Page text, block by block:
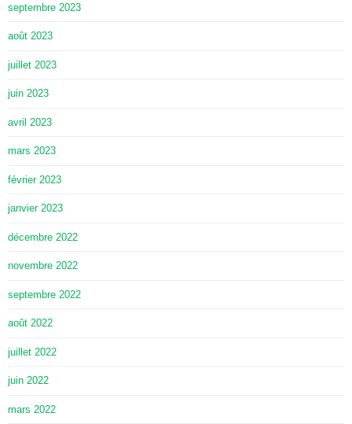
septembre 2023
août 2023
juillet 2023
juin 2023
avril 2023
mars 2023
février 2023
janvier 2023
décembre 2022
novembre 2022
septembre 2022
août 2022
juillet 2022
juin 2022
mars 2022